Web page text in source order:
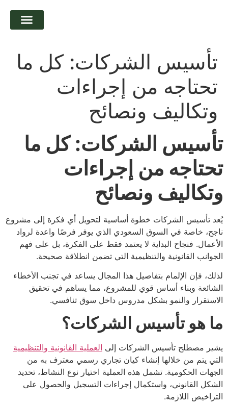
تأسيس الشركات: كل ما
تحتاجه من إجراءات
وتكاليف ونصائح
تأسيس الشركات: كل ما
تحتاجه من إجراءات
وتكاليف ونصائح
يُعد تأسيس الشركات خطوة أساسية لتحويل أي فكرة إلى مشروع
ناجح، خاصة في السوق السعودي الذي يوفر فرصًا واعدة لرواد
الأعمال. فنجاح البداية لا يعتمد فقط على الفكرة، بل على فهم
الجوانب القانونية والتنظيمية التي تضمن انطلاقة صحيحة.
لذلك، فإن الإلمام بتفاصيل هذا المجال يساعد في تجنب الأخطاء
الشائعة وبناء أساس قوي للمشروع، مما يساهم في تحقيق
الاستقرار والنمو بشكل مدروس داخل سوق تنافسي.
ما هو تأسيس الشركات؟
يشير مصطلح تأسيس الشركات إلى العملية القانونية والتنظيمية
التي يتم من خلالها إنشاء كيان تجاري رسمي معترف به من
الجهات الحكومية. تشمل هذه العملية اختيار نوع النشاط، تحديد
الشكل القانوني، واستكمال إجراءات التسجيل والحصول على
التراخيص اللازمة.